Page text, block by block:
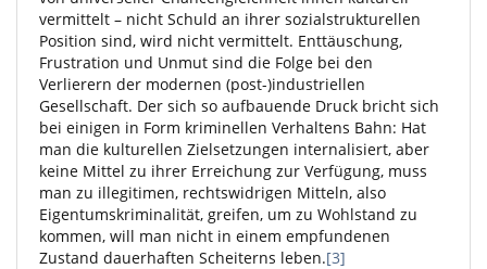
vermittelt – nicht Schuld an ihrer sozialstrukturellen
Position sind, wird nicht vermittelt. Enttäuschung,
Frustration und Unmut sind die Folge bei den
Verlierern der modernen (post-)industriellen
Gesellschaft. Der sich so aufbauende Druck bricht sich
bei einigen in Form kriminellen Verhaltens Bahn: Hat
man die kulturellen Zielsetzungen internalisiert, aber
keine Mittel zu ihrer Erreichung zur Verfügung, muss
man zu illegitimen, rechtswidrigen Mitteln, also
Eigentumskriminalität, greifen, um zu Wohlstand zu
kommen, will man nicht in einem empfundenen
Zustand dauerhaften Scheiterns leben.[3]